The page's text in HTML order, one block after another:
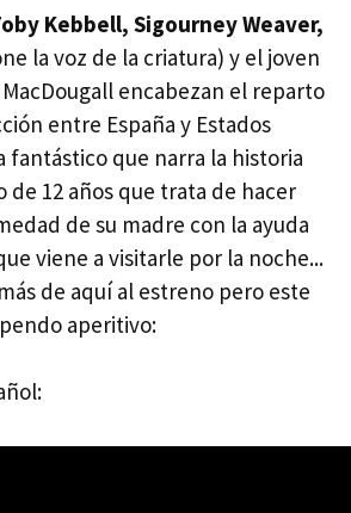
Kebbell, Sigourney Weaver,
la voz de la criatura) y el joven
encabezan el reparto
entre España y Estados
fantástico que narra la historia
de 12 años que trata de hacer
de su madre con la ayuda
viene a visitarle por la noche...
de aquí al estreno pero este
aperitivo: